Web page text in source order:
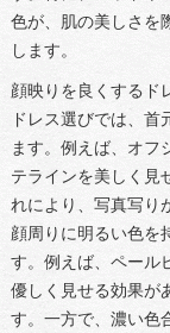
色が、肌の美しさを
します。
顔映りを良くするド
ドレス選びでは、
ます。例えば、オフ
テラインを美しく見
れにより、写真写り
顔周りに明るい色を
す。例えば、ペール
優しく見せる効果が
す。一方で、濃い色